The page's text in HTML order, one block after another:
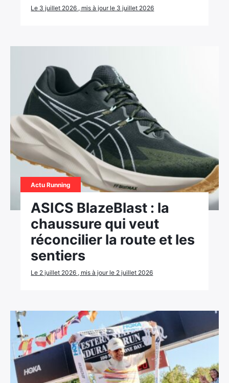
Le 3 juillet 2026 , mis à jour le 3 juillet 2026
Actu Running
ASICS BlazeBlast : la
chaussure qui veut
réconcilier la route et les
sentiers
Le 2 juillet 2026 , mis à jour le 2 juillet 2026